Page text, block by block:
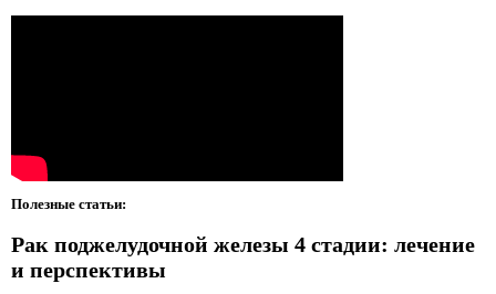
Полезные статьи:
Рак поджелудочной железы 4 стадии: лечение
и перспективы